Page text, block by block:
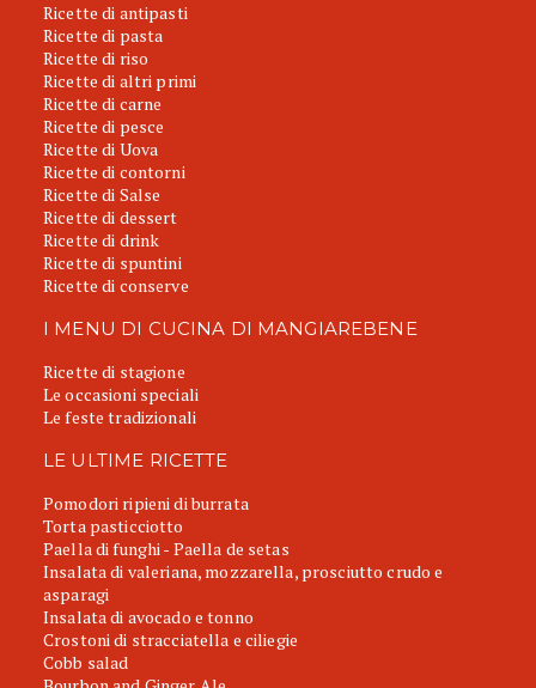
Ricette di antipasti
Ricette di pasta
Ricette di riso
Ricette di altri primi
Ricette di carne
Ricette di pesce
Ricette di Uova
Ricette di contorni
Ricette di Salse
Ricette di dessert
Ricette di drink
Ricette di spuntini
Ricette di conserve
I MENU DI CUCINA DI MANGIAREBENE
Ricette di stagione
Le occasioni speciali
Le feste tradizionali
LE ULTIME RICETTE
Pomodori ripieni di burrata
Torta pasticciotto
Paella di funghi - Paella de setas
Insalata di valeriana, mozzarella, prosciutto crudo e
asparagi
Insalata di avocado e tonno
Crostoni di stracciatella e ciliegie
Cobb salad